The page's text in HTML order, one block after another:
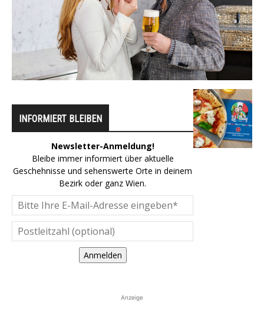
INFORMIERT BLEIBEN
Newsletter-Anmeldung!
Bleibe immer informiert über aktuelle
Geschehnisse und sehenswerte Orte in deinem
Bezirk oder ganz Wien.
Anmelden
Anzeige